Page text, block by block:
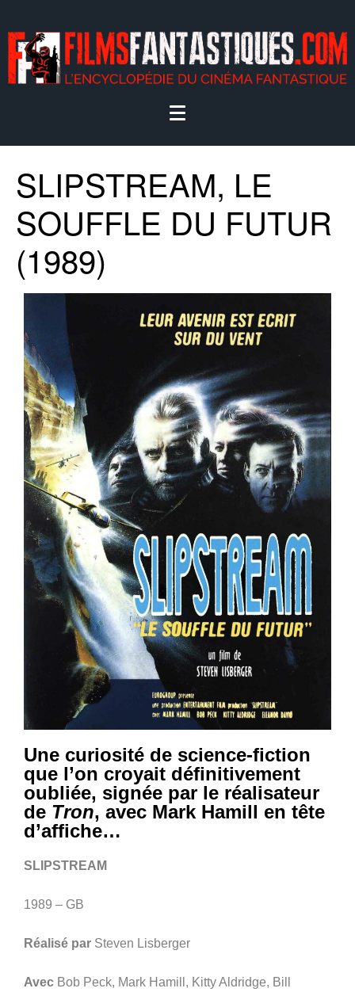
SLIPSTREAM, LE
SOUFFLE DU FUTUR
(1989)
Une curiosité de science-fiction
que l’on croyait définitivement
oubliée, signée par le réalisateur
de Tron, avec Mark Hamill en tête
d’affiche…
SLIPSTREAM
1989 – GB
Réalisé par Steven Lisberger
Avec Bob Peck, Mark Hamill, Kitty Aldridge, Bill